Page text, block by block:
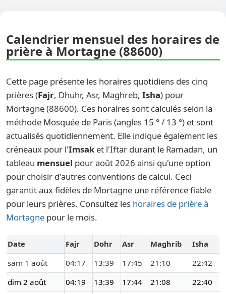
Calendrier mensuel des horaires de
prière à Mortagne (88600)
Cette page présente les horaires quotidiens des cinq
prières (Fajr, Dhuhr, Asr, Maghreb, Isha) pour
Mortagne (88600). Ces horaires sont calculés selon la
méthode Mosquée de Paris (angles 15 ° / 13 °) et sont
actualisés quotidiennement. Elle indique également les
créneaux pour l'Imsak et l'Iftar durant le Ramadan, un
tableau mensuel pour août 2026 ainsi qu'une option
pour choisir d'autres conventions de calcul. Ceci
garantit aux fidèles de Mortagne une référence fiable
pour leurs prières. Consultez les horaires de prière à
Mortagne pour le mois.
Date Fajr Dohr Asr Maghrib
Isha
sam 1 août
04:17 13:39 17:45 21:10
22:42
dim 2 août
04:19 13:39 17:44 21:08 22:40